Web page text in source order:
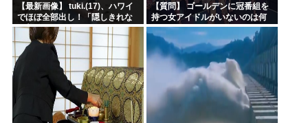
【最新画像】 tuki.(17)、ハワイ
でほぼ全部出し！「隠しきれな
い美貌」とSNSざわつく
【質問】 ゴールデンに冠番組を
持つ女アイドルがいないのは何
故なのか？